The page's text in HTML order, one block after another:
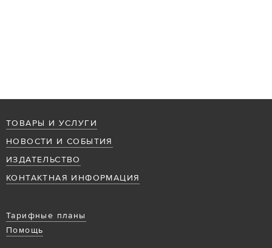
ТОВАРЫ И УСЛУГИ
НОВОСТИ И СОБЫТИЯ
ИЗДАТЕЛЬСТВО
КОНТАКТНАЯ ИНФОРМАЦИЯ
Тарифные планы
Помощь